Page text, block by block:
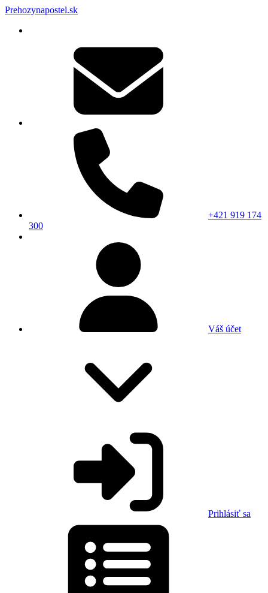
Prehozynapostel.sk
+421 919 174
300
Váš účet
Prihlásiť sa